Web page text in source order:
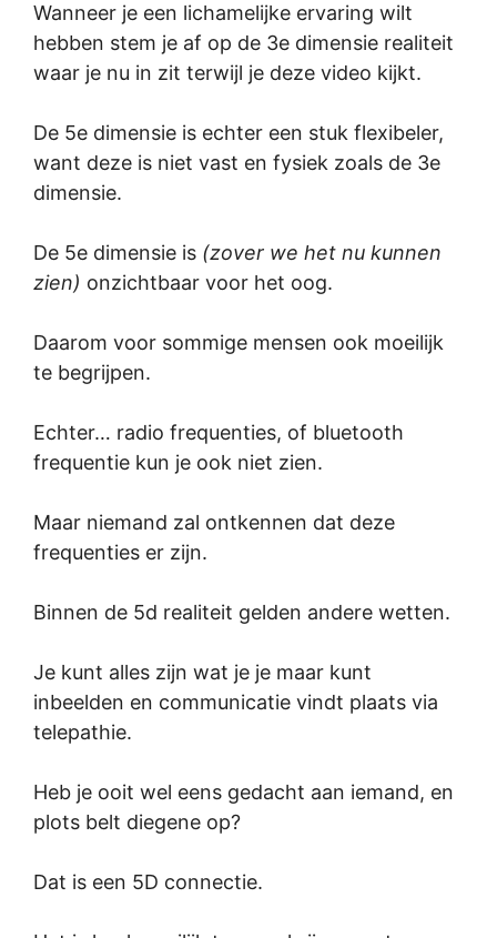
Wanneer je een lichamelijke ervaring wilt
hebben stem je af op de 3e dimensie realiteit
waar je nu in zit terwijl je deze video kijkt.
De 5e dimensie is echter een stuk flexibeler,
want deze is niet vast en fysiek zoals de 3e
dimensie.
De 5e dimensie is (zover we het nu kunnen
zien) onzichtbaar voor het oog.
Daarom voor sommige mensen ook moeilijk
te begrijpen.
Echter… radio frequenties, of bluetooth
frequentie kun je ook niet zien.
Maar niemand zal ontkennen dat deze
frequenties er zijn.
Binnen de 5d realiteit gelden andere wetten.
Je kunt alles zijn wat je je maar kunt
inbeelden en communicatie vindt plaats via
telepathie.
Heb je ooit wel eens gedacht aan iemand, en
plots belt diegene op?
Dat is een 5D connectie.